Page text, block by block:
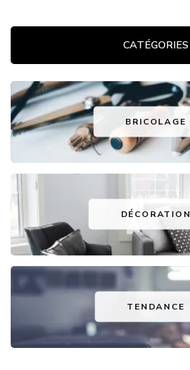
CATÉGORIES
BRICOLAGE
DÉCORATION
TENDANCE